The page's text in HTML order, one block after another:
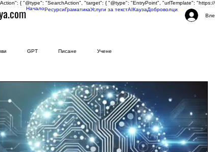
{ "@type": "SearchAction", "target": { "@type": "EntryPoint", "urlTemplate":
НачалоРесурсиГраматикаУслуги за текстAIКаузаДоброволци
GPT Писане Учене